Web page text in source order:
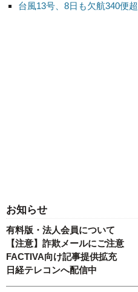
台風13号、8日も欠航340便
お知らせ
有料版・法人会員について
【注意】詐欺メールにご注意
FACTIVA向け記事提供拡充
日経テレコンへ配信中